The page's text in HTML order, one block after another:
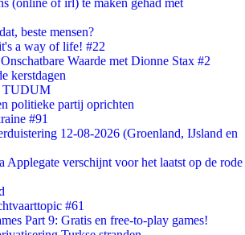
(online of irl) te maken gehad met
beste mensen?
a way of life! #22
Waarde met Dionne Stax #2
kerstdagen
TUDUM
politieke partij oprichten
#91
12-08-2026 (Groenland, IJsland en
Applegate verschijnt voor het laatst op de rode
#61
Part 9: Gratis en free-to-play games!